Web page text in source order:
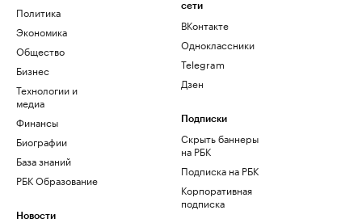
Политика
Экономика
Общество
Бизнес
Технологии и
медиа
Финансы
Биографии
База знаний
РБК Образование
Новости
сети
ВКонтакте
Одноклассники
Telegram
Дзен
Подписки
Скрыть баннеры
на РБК
Подписка на РБК
Корпоративная
подписка